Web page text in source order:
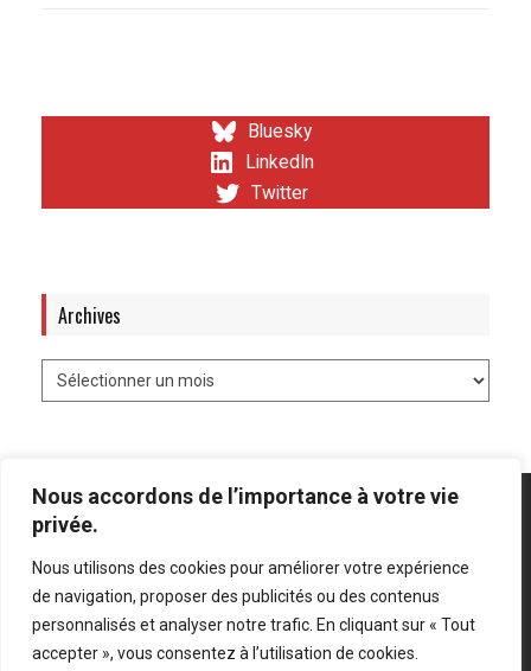
Nous accordons de l’importance à votre vie
privée.
Nous utilisons des cookies pour améliorer votre expérience
de navigation, proposer des publicités ou des contenus
personnalisés et analyser notre trafic. En cliquant sur « Tout
accepter », vous consentez à l’utilisation de cookies.
Bluesky
LinkedIn
Twitter
Archives
Mentions légales Politique de confidentialité
Bluesky
LinkedIn
Twitter